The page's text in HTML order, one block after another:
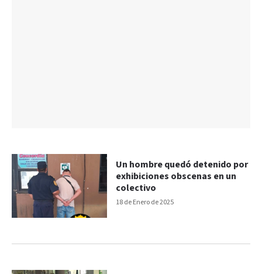
18 de Enero de 2025
Un hombre quedó detenido por
exhibiciones obscenas en un
colectivo